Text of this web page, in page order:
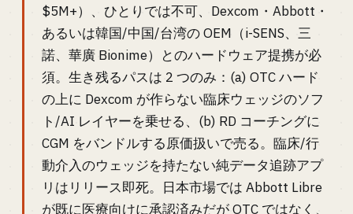
$5M+）、ひとりでは不可、Dexcom・Abbott・
あるいは韓国/中国/台湾の OEM（i-SENS、三
諾、華廣 Bionime）とのハードウェア提携が必
須。生き残るパスは 2 つのみ：(a) OTC ハード
の上に Dexcom が作らない臨床ウェッジのソフ
ト/AI レイヤーを乗せる、(b) RD コーチングに
CGM をバンドルする原価扱いで売る。臨床/行
動介入のウェッジを持たない純データ追跡アプ
リはリリース即死。日本市場では Abbott Libre
が既に医療向けに承認済みだが OTC ではなく、